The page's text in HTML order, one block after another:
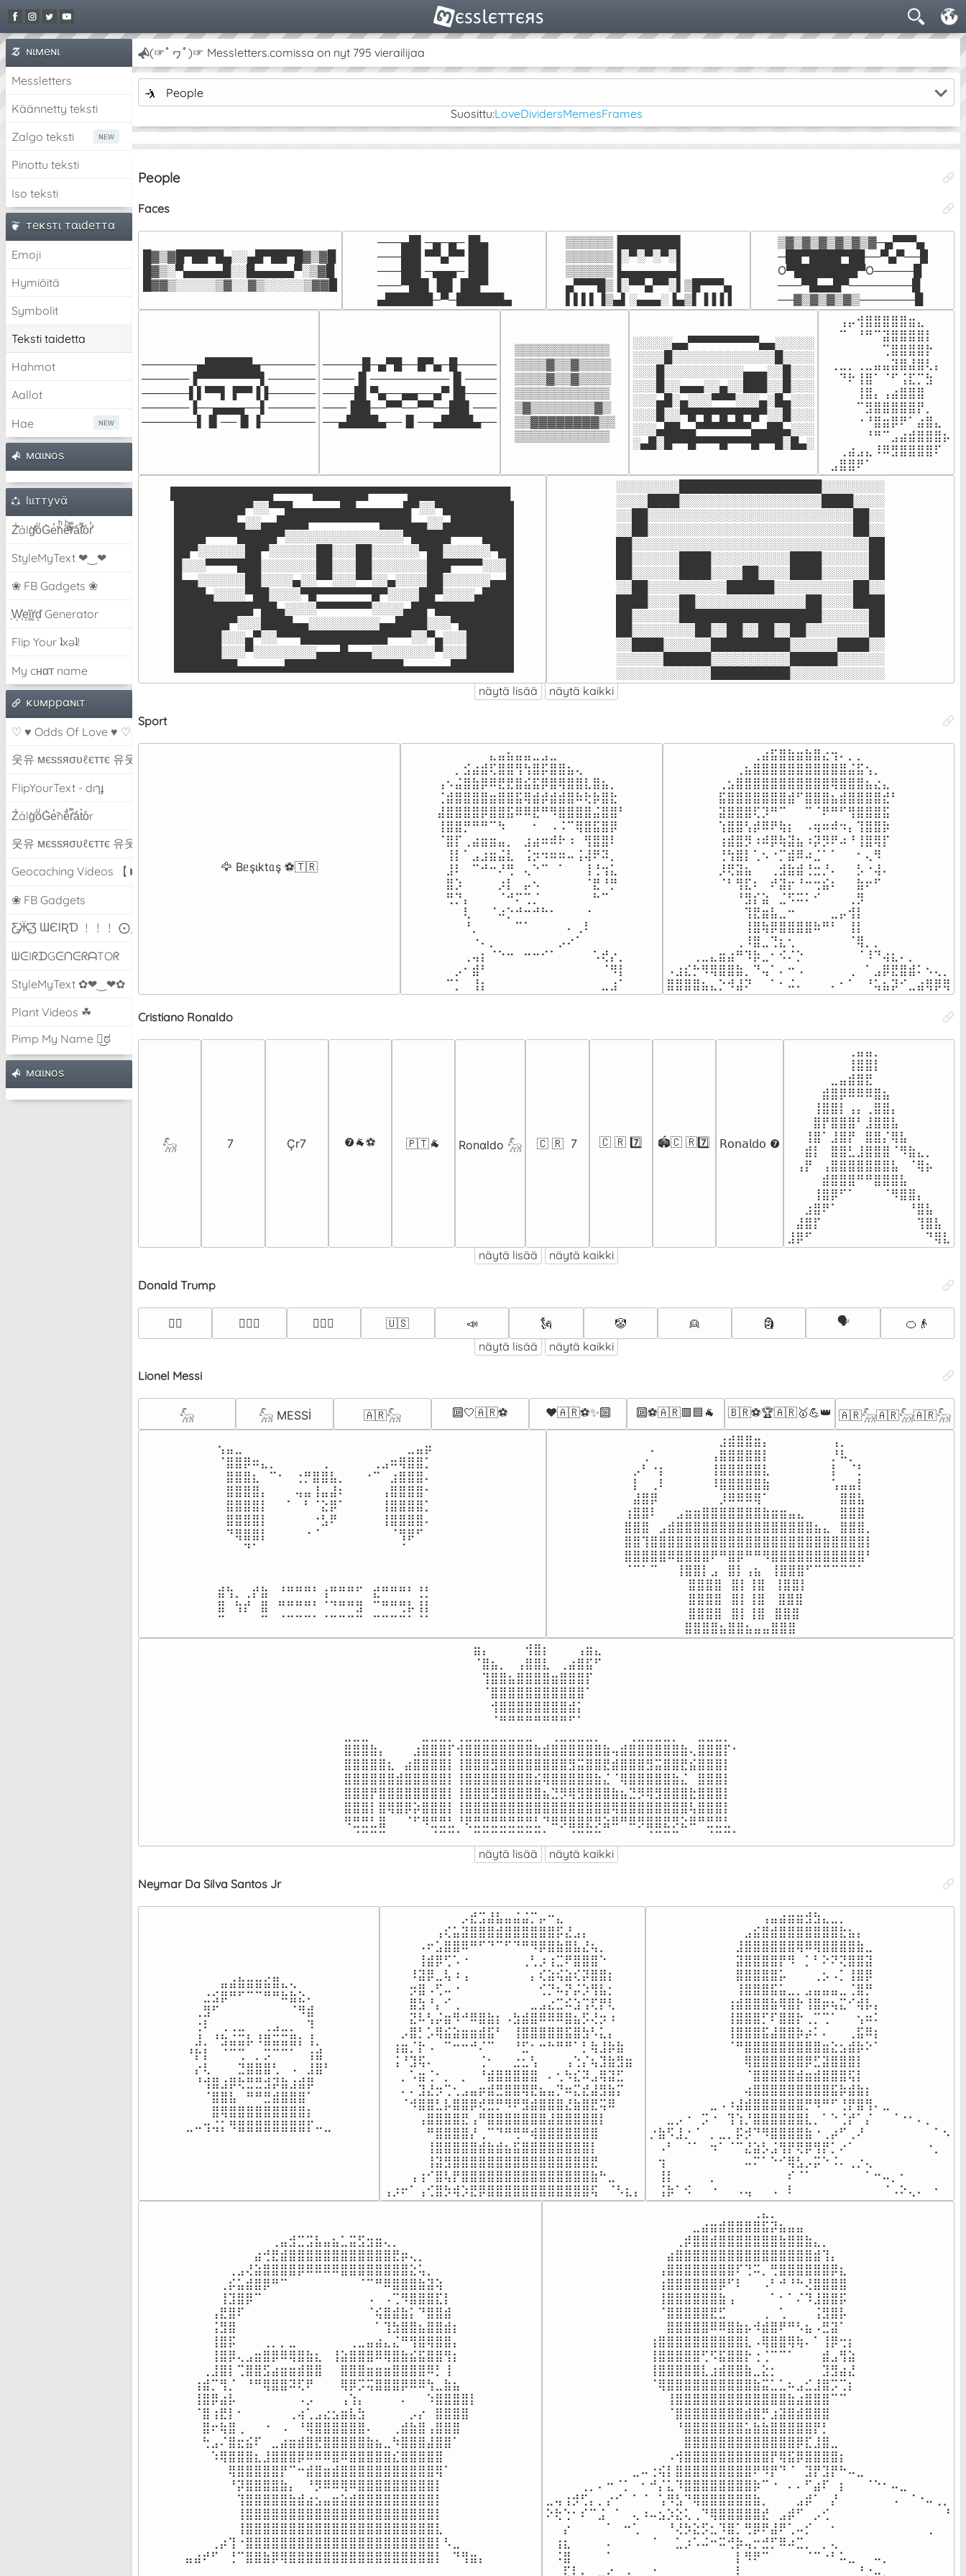
ɴιмeɴι
Messletters
Käännetty teksti
Zalgo teksti
Pinottu teksti
Iso teksti
тeĸѕтι тαιdeттα
Emoji
Hymiöitä
Symbolit
Teksti taidetta
Hahmot
Aallot
Hae
мαιɴoѕ
lιιттyvα̈
Z̾̽ảlg̀͐ͭ̽oͧG̀e̒̃nͪȅͪͫ̏̐r͌̑á͑t͌̑͛o̊r̓̐
StyleMyText ❤‿❤
❀ FB Gadgets ❀
͕͗W͕͕͗͗e͕͕͗͗i͕͕͗͗r͕͗d͕͗ Generator
Flip Your ʇxəʇ!
My cнαт name
ĸυмppαɴιт
♡ ♥ Odds Of Love ♥ ♡
웃유 мєѕѕяσυℓєттє 유웃
FlipYourText - dıๅɟ
Z̾ảlg̀͐oͧG̀e̒̃nȅ̐r͌̑á͑t͛o̊r
웃유 мєѕѕяσυℓєттє 유웃
Geocaching Videos 【►】
❀ FB Gadgets
Ƹ̵̡Ӝ̵̨̄Ʒ ƜЄƖƦƊ ﹗﹗﹗ ⨀_⨀
ᗯᕮIᖇᗪGᕮᑎᕮᖇᗩTOᖇ
StyleMyText ✿❤‿❤✿
Plant Videos ☘
Pimp My Name ಠ͜ಠ
мαιɴoѕ
(☞ﾟヮﾟ)☞ Messletters.comissa on nyt 795 vierailijaa
🤺
People
Suosittu:LoveDividersMemesFrames
People
Faces
█▓▒▓█▀██▀█▄░░▄█▀██▀█▓▒▓█
█▓▒░▀▄▄▄▄▄█░░█▄▄▄▄▄▀░▒▓█
█▓▓▒░░░░░▒▓░░▓▒░░░░░▒▓▓█
───▄█▌─▄─▄─▐█▄
───██▌▀▀▄▀▀▐██
───██▌─▄▄▄─▐██
───▀██▌▐█▌▐██▀
▄██████─▀─██████▄
▒▒▒▒▒▒▐███████▌
▒▒▒▒▒▒▐░▀░▀░▀░▌
▒▒▒▒▒▒▐▄▄▄▄▄▄▄▌
▄▀▀▀█▒▐░▀▀▄▀▀░▌▒█▀▀▀▄
▌▌▌▌▐▒▄▌░▄▄▄░▐▄▒▌▐▐▐▐
▒▓▒▓▒▓▒▓▒▓▒▓─▄▀▀▀▄
─██▀████▀██──▀▄▀──█
O▀████████▀O─────█
───▀█▄▄█▀────────█
──▓▒▓▒▓▒▓▒───────█
───────▄██████▄───────
──────▐▀▀▀▀▀▀▀▀▌──────
──────▌▌▀▀▌▐▀▀▐▐──────
──────▐──▄▄▄▄──▌──────
───────▌▐▌──▐▌▐───────
─────█─▄▀█──█▀▄─█─────
────▐▌──────────▐▌────
────█▌▀▄──▄▄──▄▀▐█────
───▐██──▀▀──▀▀──██▌───
──▄████▄──▐▌──▄████▄──
▒▒▒▒▒▒▒▒▒▒▒▒
▒▒▒▒▓▒▒▓▒▒▒▒
▒▒▒▒▓▒▒▓▒▒▒▒
▒▒▒▒▒▒▒▒▒▒▒▒
▒▓▒▒▒▒▒▒▒▒▓▒
▒▒▓▓▓▓▓▓▓▓▒▒
▒▒▒▒▒▒▒▒▒▒▒▒
░░░░░▄▄▀▀▀▀▀▀▀▀▀▄▄░░░░░
░░░░█░░░░░░░░░░░░░█░░░░
░░░█░░░░░░░░░░▄▄▄░░█░░░
░░░█░░▄▄▄░░▄░░███░░█░░░
░░░▄█░▄░░░▀▀▀░░░▄░█▄░░░
░░░█░░▀█▀█▀█▀█▀█▀░░█░░░
░░░▄██▄▄▀▀▀▀▀▀▀▄▄██▄░░░
░▄█░█▀▀█▀▀▀█▀▀▀█▀▀█░█▄░
⠀⠀⢠⡤⢺⣿⣿⣿⣿⣿⣶⣄
⠀⠀⠉⠀⠘⠛⠉⣽⣿⣿⣿⣿⡇
⠀⠀⠀⠀⠀⠀⠀⢉⣿⣿⣿⣿⡗
⠀⢀⣀⡀⢀⣀⣤⣤⣽⣿⣼⣿⢇⡄
⠀⠀⠙⠗⢸⣿⠁⠈⠋⢨⣏⡉⣳
⠀⠀⠀⠀⢸⣿⡄⢠⣴⣿⣿⣿
⠀⠀⠀⠀⠉⣻⣿⣿⣿⣿⣿⡟⡀
⠀⠀⠀⠀⠐⠘⣿⣶⡿⠟⠁⣴⣿⣄
⠀⠀⠀⠀⠀⠘⠛⠉⣠⣴⣾⣿⣿⣿⡦
⠀⠀⢀⣴⣠⣄⠸⠿⣻⣿⣿⣿⣿⠏
⠀⣠⣿⣿⠟⠁
█████████████▀▀▀▀▀███████▀▀▀▀▀█████████████
█████████▀░░▀▀█▄▄▄▄▄▄██▄▄▄▄▄▄█▀░░▀█████████
████████▄░░▄▄████▀▀▀▀▀▀▀▀▀████▄▄░░▄████████
████▀▀▀▀█████▀░░░░░░░░░░░░░░░▀█████▀▀▀▀████
██▀░░░░░░██▀░░░░░░██░░░██░░░░░░▀██░░░░░░▀██
█░░░▀▀▀▀███░░░░░░░██░░░██░░░░░░░███▀▀▀▀░░░█
█▄▄░░░░░░██░░░░▄░░▀▀░░░▀▀░░▄░░░░██░░░░░░▄▄█
████▄░░░░▀██░░░░▀█▀▀▀▀▀▀▀█▀░░░░██▀░░░░▄████
██████████▀██▄░░░░▀▀▀▀▀▀▀░░░░▄██▀██████████
███████▀░░░████▄▄░░░░░░░░░▄▄████░░░▀███████
██████░░░▄▀░░▀▀▀███████████▀▀▀░░▀▄░░░██████
██████░░░▀░░░░░░░░▄▄▄█▄▄▄░░░░░░░░▀░░░██████
████████▄▄▄▄▄▄███████████████▄▄▄▄▄▄████████
░░░░░░░░██████████████████░░░░░░░░
░░░░████░░░░░░░░░░░░░░░░░░████░░░░
░░██░░░░░░░░░░░░░░░░░░░░░░░░░░██░░
░░██░░░░░░░░░░░░░░░░░░░░░░░░░░██░░
██░░░░░░░░░░░░░░░░░░░░░░░░░░░░░░██
██░░░░░░████░░░░░░░░░░████░░░░░░██
██░░░░░░████░░░░██░░░░████░░░░░░██
░░██░░░░░░░░░░██████░░░░░░░░░░██░░
████░░░░██░░░░░░░░░░░░░░██░░░░████
██░░░░░░██████████████████░░░░░░██
██░░░░░░░░██░░██░░██░░██░░░░░░░░██
░░████░░░░░░██████████░░░░░░████░░
░░░░░░██████░░░░░░░░░░██████░░░░░░
░░░░░░░░░░░░██████████░░░░░░░░░░░░
näytä lisää
näytä kaikki
Sport
🦅 Bᥱşιktᥲş ⚽🇹🇷
⠀⠀⠀⠀⠀⠀⣄⣤⣦⣤⣤⣀⣠⣀⠀⠀⠀⠀⠀⠀⠀⠀
⠀⠀⡀⣪⣴⣾⢏⣿⣿⢻⢳⣿⡯⣿⣿⣦⢄⠀⠀⠀⠀⠀
⢠⠢⣬⣿⣷⡿⠿⣟⣟⣿⣮⣯⡿⣿⢿⣿⣿⣇⣿⣦⡀⠀
⢈⣾⣿⣿⣿⣿⣶⣿⣿⣯⢿⣾⡾⣾⣾⣿⠷⢗⡷⣿⣗⠀
⣼⣿⣿⣿⣿⡿⣿⣿⣯⠿⠿⣟⠛⠻⣿⣿⣿⣿⣬⣿⣿⠃
⢸⣿⣿⡛⠛⠛⠉⠳⠀⠀⠀⠂⠀⠠⠨⠉⢿⣿⣯⣿⡿⠀
⠈⣿⡏⢀⣴⣶⣶⣤⡀⠀⣰⣴⠶⠾⠗⠰⠀⢻⣿⣿⠇⠀
⠀⢸⡇⠁⣠⣰⣶⣬⣇⠀⢨⡲⠲⠶⠶⠤⢨⢼⠟⠽⡀⠀
⠀⣸⠇⠀⠉⠚⠒⠜⢛⠀⢄⠑⠉⠀⠁⠀⠀⢸⢘⢲⣅⠀
⠀⣿⡱⠀⠀⠀⠀⡰⡇⠀⡤⠢⠀⠀⠀⠀⠀⠈⣟⠘⡛⠀
⠀⢛⡙⡄⠀⠀⠀⠈⠚⠍⢉⡈⠀⠀⠀⠀⠀⠀⠓⠉⠀⠀
⠀⠀⠀⢇⠀⠀⠈⠴⡑⠚⠒⠚⠓⠂⠀⠀⠀⠐⠀⠀⠀⠀
⠀⠀⠀⠘⡀⠀⠀⠀⠀⠉⠁⠀⠀⠀⠀⠄⢀⠇⠀⠀⠀⠀
⠀⠀⠀⠀⠐⠄⡀⠀⠀⠀⠀⠀⠀⠀⡠⠔⠁⠀⠀⠀⠀⠀
⠀⠀⠀⢀⢤⡆⠈⠑⠒⠀⠒⠒⠊⠁⠀⠀⠀⠀⠡⢞⡔⡀
⠀⠀⡠⠂⣾⠃⠀⠀⠀⠀⠀⠀⠀⠀⠀⠀⠀⠀⠀⠈⠻⡇
⠀⠉⡁⠀⢸⡆⠀⠀⠀⠀⠀⠀⠀⠀⠀⠀⠀⠀⠀⣀⣰⠁
⠀⠀⠀⠀⠀⠀⠀⠀⠀⠀⢀⣴⣯⣿⣷⣶⣷⣿⣔⢲⠄⡀⡀⠀⠀⠀⠀⠀⠀⠀⠀⠀⠀
⠀⠀⠀⠀⠀⠀⠀⠀⢀⣦⣿⣿⣿⣿⣿⣿⣿⣿⣿⣿⣿⣬⣯⢢⡀⠀⠀⠀⠀⠀⠀⠀⠀
⠀⠀⠀⠀⠀⠀⢀⣢⣿⣿⣿⣿⣿⣿⣿⣿⣿⣿⣿⢿⣿⣿⣿⣦⣔⣄⠀⠀⠀⠀⠀⠀⠀
⠀⠀⠀⠀⠀⠀⣯⣿⣿⣿⣿⣿⣿⣿⣾⠋⣿⣿⣿⣦⣾⣿⣿⣿⣿⣞⠃⠀⠀⠀⠀⠀⠀
⠀⠀⠀⠀⠀⠀⣽⣿⣿⣿⢏⡹⠛⠉⠀⠀⠉⠈⠟⠛⠋⢻⣿⣿⣿⣯⠀⠀⠀⠀⠀⠀⠀
⠀⠀⠀⠀⠀⠀⢱⣿⣿⢣⡾⠿⠟⢷⡆⠀⠠⢶⠶⠾⠲⡄⢹⣿⣿⡷⠀⠀⠀⠀⠀⠀⠀
⠀⠀⠀⠀⠀⠀⢰⣾⣿⡻⠰⠾⡿⢷⣽⣦⠰⡽⡻⠟⠴⠘⢸⣿⢿⡏⠀⠀⠀⠀⠀⠀⠀
⠀⠀⠀⠀⠀⠀⢘⢳⣿⡇⢁⠢⠐⡉⣾⠿⠴⣈⠁⠁⠀⠀⠂⢄⠻⠀⠀⠀⠀⠀⠀⠀⠀
⠀⠀⠀⠀⠀⠀⡸⢟⣽⣦⠀⠀⢀⣺⣷⣾⢘⣒⡘⠄⠀⠀⡣⠐⢼⠄⠀⠀⠀⠀⠀⠀⠀
⠀⠀⠀⠀⠀⠀⠈⠃⢻⣏⠆⠀⠞⣽⡖⠘⠒⢒⣮⠆⠀⠀⣷⠖⠋⠀⠀⠀⠀⠀⠀⠀⠀
⠀⠀⠀⠀⠀⠀⠀⠀⠘⣻⡎⣵⠀⣈⠫⠭⠅⠊⠀⠀⠀⢀⡻⠀⠀⠀⠀⠀⠀⠀⠀⠀⠀
⠀⠀⠀⠀⠀⠀⠀⠀⠀⢹⣟⣶⣧⣀⠒⠀⠀⠀⠀⣀⡤⢺⡇⠀⠀⠀⠀⠀⠀⠀⠀⠀⠀
⠀⠀⠀⠀⠀⠀⠀⠀⠀⢸⣿⢷⡿⣿⣿⣿⣿⠷⠛⠃⠀⢸⡇⠀⠀⠀⠀⠀⠀⠀⠀⠀⠀
⠀⠀⠀⠀⠀⠀⠀⠀⢀⠸⣿⣀⢙⣆⢂⠀⠀⠀⠀⠀⠀⠈⢿⡀⡀⠀⠀⠀⠀⠀⠀⠀⠀
⠀⠀⠀⢀⣀⣄⣶⣴⠛⠹⡷⣀⠂⠪⠌⡑⠀⠀⠀⠀⠀⠀⠈⠸⠙⢴⣆⠄⡀⠀⠀⠀⠀
⠠⣰⣎⡓⠻⢿⣿⣿⣷⡀⠙⢤⠁⠄⠒⠠⠀⠀⠀⠀⠀⢀⠀⠁⣠⡿⣟⣿⣾⠅⠢⢄⡀
⣿⣿⣿⣿⣦⣄⡑⠺⣼⠝⠀⠀⠁⠂⠬⠄⠀⠀⠀⠄⠂⠁⠀⠘⢥⣦⡽⠊⣀⣴⢿⡿⢿
Cristiano Ronaldo
𓃵 7️ Çr7 ❼🐐⚽ 🇵🇹🐐 Ronαldo 𓃵 🇨 🇷  7️ 🇨 🇷 7️⃣ 🏟️🇨 🇷7️⃣ 𝖱𝗈𝗇𝖺𝗅𝖽𝗈 ❼
⠀⠀⠀⠀⠀⠀⠀⢀⣤⣤⡀
⠀⠀⠀⠀⠀⠀⠀⢸⣿⣿⡇
⠀⠀⠀⠀⠀⣀⣤⣾⣿⣟
⠀⠀⠀⠀⣾⣿⡿⠿⠿⠿⣿⣦
⠀⠀⠀⢸⣿⣿⡇⢠⡄⢀⣿⣿⡄
⠀⠀⠀⣿⡟⣿⣿⣿⠃⣸⣿⣿⣧
⠀⠀⢸⣿⠁⣸⣿⡟⠀⣿⣿⡌⢿⣧
⠀⠀⣾⡇⠀⣿⣿⣃⣸⣿⣿⣿⠈⠻⣷⣄⡀
⠀⢠⡟⠀⢠⣿⣿⣿⣿⣿⣿⣿⣧⠀⠈⢿⡦
⠀⠀⠀⠀⣾⣿⣿⣿⠛⠛⣿⣿⣿⣧
⠀⠀⠀⢸⣿⡿⠋⠁⠀⠀⠀⠈⠻⣿⣿⡄
⠀⠀⣰⣿⠟⠁⠀⠀⠀⠀⠀⠀⠀⠀⠘⣿⣧
⠀⣼⣿⡏⠀⠀⠀⠀⠀⠀⠀⠀⠀⠀⠀⢹⣿⣧
⣸⡿⠋⠀⠀⠀⠀⠀⠀⠀⠀⠀⠀⠀⠀⠀⠙⢿⣇
näytä lisää
näytä kaikki
Donald Trump
👱‍♂️ 👨🏼‍⚖️ 👱🏼‍♂️ 🇺🇸 📣 🗽 🤡 👱 🗿 🗣
🍊👴
näytä lisää
näytä kaikki
Lionel Messi
𓃵 𓃵 MESSİ 🇦🇷𓃵 🔟🤍🇦🇷⚽️ ❤️🇦🇷⚽️✨🔟 🔟⚽️🇦🇷🟥🟦🐐 🇧🇷⚽🏆🇦🇷🥇💪👑 🇦🇷𓃵🇦🇷𓃵🇦🇷𓃵
⠀⠀⢢⣤⣀⠀⠀⠀⠀⠀⠀⠀⠀⠀⠀⠀⠀⠀⠀⠀⠀⠀⠀⠀⣀⣤⡶⠀⠀⠀⠀⠀
⠀⠀⠈⣿⣿⡿⠶⣄⡀⠀⠀⠀⠀⠀⢀⠀⠀⠀⠀⠀⢀⣠⠶⢿⣿⣿⡁⠀⠀⠀
⠀⠀⠀⣿⣿⣿⣆⠀⠉⠂⠀⢐⡛⣿⣿⣧⡀⠀⠀⠐⠉⠀⣰⣿⣿⣿⠄⠀⠀
⠀⠀⠀⣿⣿⣿⣿⡄⠀⠀⠀⢤⣤⢸⣤⣼⠆⠀⠀⠀⠀⢠⣿⣿⣿⣿⠂⠀⠀
⠀⠀⠀⣿⣿⣿⣿⡇⠀⠀⠁⠀⠃⠈⣕⡿⠁⠀⠀⠀⠀⢸⣿⣿⣿⣿⡁⠀⠀
⠀⠀⠀⣿⣿⣿⣿⡇⠀⠀⠀⠀⠀⠐⣣⠟⠀⠀⠀⠀⠀⢸⣿⣿⣿⣿⠄⠀⠀⠀
⠀⠀⠀⠙⢿⣿⣿⡇⠀⠀⠀⠀⠐⠈⠀⠀⠀⠀⠀⠀⠀⠀⠈⢻⡿⠋⠀⠀⠀⠀
⠀⠀⠀⠀⠀⠙⠁⠀⠀⠀⠀⠀⠀⠀⠀⠀⠀⠀⠀⠀⠀⠀⠀⠈⠀⠀⠀⠀⠀⠀⠀⠀⠀
⠀⠀⣾⢳⡀⢀⡞⣷⠀⠘⠛⠛⠛⠃⢰⠛⠛⠛⠋⠀⣞⠛⠛⠛⠃⢘⡃⠀
⠀⠀⣿⠀⢳⡞⠀⣿⠀⠛⠛⠛⠛⠃⠈⠙⠛⠛⣻⠀⠉⠛⠛⢛⡧⢸⡇⠀⠀
⠀⠀⠉⠀⠀⠀⠀⠉⠀⠈⠉⠉⠉⠁⠈⠉⠉⠉⠉⠀⠉⠉⠉⠉⠁⠈⠁⠀⠀
⠀⠀⠀⠀⠀⠀⠀⠀⠀⠀⠀⣰⣾⣿⣿⣶⡄⠀⠀⠀⠀⠀⠀⠀⢠⡀⠀⠀⠀
⠀⠀⢀⠁⠀⠀⠀⠀⠀⠀⢠⣿⣿⣿⣿⣿⡇⠀⠀⠀⠀⠀⠀⠀⡘⠧⡀⠀⠀
⠀⡠⠃⠐⡆⠀⠀⠀⠀⠀⢸⣿⣿⣿⣿⣿⣇⠀⠀⠀⠀⠀⠀⠀⡇⠀⠈⡃⠀
⠀⡇⠀⢀⠇⠀⠀⠀⠀⠀⠸⣿⣿⣿⣿⣿⣷⠀⠀⠀⠀⠀⠀⠀⢡⣤⣤⡇⠀
⠀⣼⣿⡿⠀⠀⠀⠀⠀⠀⠀⡸⠿⠿⠿⢿⠁⠀⠀⠀⠀⠀⠀⠀⠀⣿⣿⣧⠀
⢰⣿⣿⠇⠀⠀⣠⣶⣶⣿⣿⣿⣿⣿⣿⣿⣷⣶⣶⣤⣄⠀⠀⠀⠀⣿⣿⣿⠀
⣿⣿⣿⠀⣠⣾⣿⣿⣿⣿⣿⣿⣿⣿⣿⣿⣿⣿⣿⣿⣿⣿⣦⣄⠀⣿⣿⣿⡀
⣿⣿⢹⣿⣿⣿⣿⣿⣿⣿⣿⣿⣿⣿⣿⣿⣿⣿⣿⣿⣿⣿⣿⣿⣿⣿⣿⣿⡇
⣿⣿⣿⣿⣿⠿⣿⣿⣿⣿⠟⠛⣿⡿⠛⠛⠻⣿⣿⣿⣿⣿⣿⣿⣿⣿⣿⣿⠃
⠈⠉⠁⠉⠀⠀⢸⣿⣿⡇⣠⠀⣿⡇⢠⣦⠀⢸⣿⣿⣿⠋⠉⠉⠉⠉⠉⠁⠀
⠀⠀⠀⠀⠀ ⠀⠀⣿⣿⣿⣿⠀⣿⡇⢸⣿⠀⢸⣿⣿⡇⠀⠀⠀⠀⠀⠀⠀⠀
⠀⠀⠀⠀⠀⠀⠀ ⣿⣿⣿⣿⠀⣿⡇⢸⣿⠀ ⣿⣿⣿⠀⠀⠀⠀⠀⠀⠀⠀
⠀⠀⠀⠀⠀⠀⠀ ⣿⣿⣿⣿⠀⣿⡇⢸⣿⠀⣿⣿⣿⠀⠀⠀⠀⠀⠀⠀⠀⠀
⠀⠀⠀⠀⠀⠀⠀⣿⣿⣿⣿⣦⣿⣿⣦⣤⣤⣿⣿⣿⠀⠀⠀⠀⠀⠀⠀⠀⠀
⠀⠀⠀⠀⠀⠀⠀⠀⠀⠀⠀⠀⠀⠀⠀⣶⡄⠀⠀⠀⠀⢺⣿⡆⠀⠀⠀⢠⣶⣄⠀
⠀⠀⠀⠀⠀⠀⠀⠀⠀⠀⠀⠀⠀⠀⠀⠈⣿⣦⡀⠀⢠⣿⣿⣇⠀⢀⣴⣿⣯⠋
⠀⠀⠀⠀⠀⠀⠀⠀⠀⠀⠀⠀⠀⠀⠀⠀⢹⣿⣿⣦⣿⣿⣿⣿⣶⣿⣿⣿⡏
⠀⠀⠀⠀⠀⠀⠀⠀⠀⠀⠀⠀⠀⠀⠀⠀⠈⣿⣿⣿⣿⣿⣿⣿⣿⣿⣿⣿⠁
⠀⠀⠀⠀⠀⠀⠀⠀⠀⠀⠀⠀⠀⠀⠀⠀⠀⢺⣿⣿⣿⣿⣿⣿⣿⣿⣾⡅
⠀⠀⠀⠀⠀⠀⠀⠀⠀⠀⠀⠀⠀⠀⠀⠀⠀⠈⠛⠛⠛⠛⠛⠛⠛⠛⠋⠁
⣿⣿⣿⣷⡄⠀⠀⠀⣰⣿⣿⣿⡏⢺⣿⣿⣿⣿⣿⣿⣿⣿⣷⣾⣿⣿⣿⣿⣿⣿⣷⢤⣾⣿⣿⣿⣿⣿⣿⣷⢄⣿⣿⣿⡏⠂
⣿⣿⣿⣿⣿⣆⠀⣴⣿⣿⣿⣿⡇⢸⣿⣿⣿⣻⣿⣿⣿⣿⣿⣿⣿⣿⣻⣭⣿⣿⣟⣾⣿⣿⣿⣻⣭⣿⣿⣟⣮⣿⣿⣿⡇
⣿⣿⣿⣿⣿⣿⣾⣿⣿⣿⣿⣿⡇⢸⣿⣿⣿⣿⣿⣿⣿⣿⣮⢿⣿⣿⣿⣿⣿⣷⣌⠈⢿⣿⣿⣿⣿⣿⣷⣌⠀⣿⣿⣿⡇
⣿⣿⣿⡟⣿⣿⣿⣿⣿⣿⣿⣿⡇⢸⣿⣿⣿⣻⣿⣿⣿⣿⣿⣦⣙⡻⢿⣻⣿⣿⣿⣷⣦⣙⡻⢿⣻⣿⣿⣿⣗⣿⣿⣿⡇
⣿⣿⣿⡇⣿⢿⣿⡿⡵⣿⣿⣿⡇⢸⣿⣿⣿⣿⣿⣿⣿⣿⣿⣿⣿⣿⣿⣿⣿⣿⣿⢿⣿⣿⣿⣿⣿⣿⣿⣿⢧⣿⣿⣿⡇
⠻⣛⣛⣃⣿⠀⠀⠈⠋⠻⣛⣛⣃⠘⢟⣛⣛⣛⣛⣛⣛⣛⣃⠙⠿⡻⣿⣿⣟⡻⣵⠿⠛⠿⡻⣿⣿⣟⡻⣕⠿⠛⣛⣛⣃
⠀⠈⠉⠉⠉⠀⠀⠀⠀⠀⠈⠉⠉⠁⠀⠉⠉⠉⠉⠉⠉⠉⠉⠁⠀⠀⠈⠉⠉⠉⠀⠀⠀⠀⠀⠈⠉⠉⠉⠀⠀⠀⠈⠉⠉⠁
näytä lisää
näytä kaikki
Neymar Da Silva Santos Jr
⠀⠀⠀⠀⣤⣴⣷⣶⣶⣮⣿⣄⢄⠀⠀⠀⠀
⠀⠀⣐⣪⡿⠛⠋⠉⠉⠛⠛⠷⣷⣕⠄⠀⠀
⠀⢀⣻⠋⠀⠀⠀⠀⠀⠀⠀⠀⠈⠻⣾⠀⠀
⠀⢐⠇⠀⢀⢀⣀⠀⠀⢀⣠⣀⡀⠀⠹⠀⠀
⠀⣸⡀⠘⣳⣬⣭⡧⠸⣿⣭⣭⣿⡆⢸⡀⠀
⠘⡗⡇⠀⠈⠉⢉⠀⡀⡩⠉⠉⠁⠀⢰⣾
⠀⡔⢇⠀⠀⠀⣙⣿⣿⣿⢃⠀⠠⠀⣸⣿⠃
⠀⠘⢺⣿⣰⡿⢗⣛⣛⣺⡽⣷⣰⣾⡿⠀
⠀⠀⠈⣿⣿⣧⠀⠛⠛⣛⣾⣿⣿⣿⠁⠀⠀
⠀⠀⠀⣿⢿⣿⣿⣿⣿⣿⣿⣿⣿⣿⡆⠀⠀
⣀⠤⢲⢬⡅⠻⣿⣿⣿⣿⣿⣿⣿⣿⡏⠤⣀
⠀⠀⠀⠀⠀⠀⠀⠀⠀⡠⣞⣩⣼⣧⣤⣬⣬⡉⡤⠒⣄⠀⠀⠀⠀⠀⠀⠀⠀⠀
⠀⠀⠀⠀⠀⠀⢠⢎⣥⣽⣿⣿⣿⣾⣿⣿⣿⣿⣿⣿⡯⣜⣠⡄⠀⠀⠀⠀⠀⠀
⠀⠀⠀⠀⠠⠖⣡⣿⣿⠿⠛⠋⠙⠉⠋⠙⠛⠻⡿⣿⣷⣿⣧⣜⢦⡀⠀⠀⠀⠀
⠀⠀⠀⠀⢸⣾⡿⢋⠡⠐⠀⠀⠀⠀⠀⠀⢀⢃⡰⢰⣉⠟⣿⣿⣿⠑⠀⠀⠀⠀
⠀⠀⠀⠸⣽⡿⣀⢧⠰⢠⠀⠀⠀⠀⠀⠀⠀⡄⢎⣵⢮⣵⢎⡽⣿⣿⡆⠀⠀⠀
⠀⠀⠀⡲⣿⠠⢋⠤⠐⠀⠀⠀⠀⠀⠀⠀⠀⠀⢊⡙⠦⡝⡬⡱⢻⣧⡂⠀⠀⠀
⠀⠀⠀⣿⣳⠘⡄⠊⢀⠀⠀⠀⠀⠀⠀⠀⠀⣀⣠⣔⣉⠮⣱⢩⢏⡟⢇⠀⠀⠀
⠀⠀⠀⣝⠧⢣⡬⣶⠻⠚⠿⣿⣷⡆⠠⣳⣾⣿⠿⠿⠿⣿⣦⡫⢜⡲⠰⠀⠀⠀
⠀⠀⡠⣿⡃⡡⢿⣮⣵⣶⣶⣾⣯⠃⠀⢸⣿⣿⣿⣿⣿⣯⣿⣳⠣⣅⡄⠀⠀⠀
⠀⢰⣶⡈⡗⠠⠀⠉⠒⠒⠚⠌⠉⠀⠀⠘⣋⠂⠒⠓⠛⠛⠁⡃⢷⣸⡷⣷⠀
⠀⢨⠘⣹⢯⠄⠀⠀⠀⠀⠀⢈⠂⠀⠀⣐⣂⢣⠀⠀⠀⢠⢑⡌⢦⣹⣷⣻⣶⠀
⠀⠀⡀⠡⣶⢈⠂⡀⠀⡀⠀⠘⣾⣿⣿⣿⣿⣿⠀⠄⢂⠳⣎⠽⣠⢿⣽⣋⠀
⠀⠀⠄⠄⣹⣜⡲⢉⢂⣠⣤⡶⣾⣛⣿⣿⢿⣟⣦⣤⡙⠶⣍⣞⣼⣻⣷⡍⠀
⠀⠀⠈⠺⣿⣿⣃⡧⣿⣿⡿⢞⣛⡛⠻⠟⣻⣾⣿⣿⣿⣜⣷⣿⣟⢭⠿⠀⠀
⠀⠀⠀⠀⢠⣿⣿⣿⣿⣟⢠⠛⣿⣿⣿⣿⣿⣿⣿⣼⣿⣿⣿⣿⣿⡇⠀⠀⠀⠀
⠀⠀⠀⠀⠀⠛⣿⣿⣿⣿⡜⢀⠉⠙⠛⢛⠛⢾⣿⣿⣿⣿⣿⣿⣿⠀⠀⠀⠀⠀
⠀⠀⠀⠀⠀⢸⣿⣿⣿⣿⣿⣾⣷⣾⣦⣯⣿⣿⣿⣿⣿⣿⣿⣿⡇⠀⠀⠀⠀⠀
⠀⠀⠀⠀⠀⢸⣽⣻⣿⣿⣿⣿⣿⣿⣿⣿⣿⣿⣿⣿⣿⣿⣿⣿⣟⠀⠀⠀⠀⠀
⠀⠀⠀⢠⢰⠊⣿⢧⡟⣿⣿⣿⣿⣿⣿⣿⣿⣿⣿⣿⣿⣿⣿⣿⣷⠓⣀⠀⠀⠀
⢠⡰⠖⠁⢠⢊⣿⡳⢾⡱⣟⡿⣿⣿⣿⣿⣿⣿⣿⣿⣿⣿⣿⣿⢯⠀⠈⠣⣆⡄
⠀⠀⠀⠀⠀⠀⠀⠀⠀⠀⠀⠀⠀⢠⣤⣴⣶⣶⣺⣳⣄⣀⡀⠀⠀⠀⠀⠀⠀⠀⠀⠀⠀⠀⠀
⠀⠀⠀⠀⠀⠀⠀⠀⠀⠀⠀⣠⣮⣿⣾⣿⣿⣿⣿⣿⣿⣿⣗⣦⡄⠀⠀⠀⠀⠀⠀⠀⠀⠀⠀
⠀⠀⠀⠀⠀⠀⠀⠀⠀⠀⣸⣿⣿⣿⣿⣿⣿⢿⠿⢿⣿⣿⣿⣿⣷⣀⠀⠀⠀⠀⠀⠀⠀⠀⠀
⠀⠀⠀⠀⠀⠀⠀⠀⠀⠀⣽⣿⣿⣿⣿⡟⠻⠀⡁⠃⠕⠝⢝⣿⣿⣽⠀⠀⠀⠀⠀⠀⠀⠀⠀
⠀⠀⠀⠀⠀⠀⠀⠀⠀⠀⣿⣿⣿⣿⣿⡥⠀⠀⠀⢀⡢⠠⡁⢸⣿⡿⠀⠀⠀⠀⠀⠀⠀⠀⠀
⠀⠀⠀⠀⠀⠀⠀⠀⠀⠀⢸⣿⣿⣿⣯⣥⣀⡀⣠⣤⣤⣤⣀⢈⣿⡛⠀⠀⠀⠀⠀⠀⠀⠀⠀
⠀⠀⠀⠀⠀⠀⠀⠀⠀⢰⣾⣿⣿⣿⣷⢿⣿⡗⢸⣿⡶⢦⣍⠊⢾⡧⡄⠀⠀⠀⠀⠀⠀⠀⠀
⠀⠀⠀⠀⠀⠀⠀⠀⠀⢸⣿⣿⣿⡋⠏⣿⣿⡗⢀⡉⢉⠁⠀⠀⢢⠶⠅⠀⠀⠀⠀⠀⠀⠀⠀
⠀⠀⠀⠀⠀⠀⠀⠀⠀⢸⣿⣿⣿⣯⣼⣿⣿⡷⡴⠅⠄⠀⠀⢀⣯⠿⡆⠀⠀⠀⠀⠀⠀⠀⠀
⠀⠀⠀⠀⠀⠀⠀⠀⠀⠈⠛⣿⣿⣿⣿⣿⣿⣿⣿⣿⣶⣕⣢⣾⡷⠕⠁⠀⠀⠀⠀⠀⠀⠀⠀
⠀⠀⠀⠀⠀⠀⠀⠀⠀⠀⠀⢿⣿⣿⣿⣿⣿⣿⡿⣋⣽⣿⣿⣿⡇⠀⠀⠀⠀⠀⠀⠀⠀⠀⠀
⠀⠀⠀⠀⠀⠀⠀⠀⠀⠀⠀⠈⣿⣿⣿⣿⣿⣾⣶⣾⣿⣿⣿⢯⡇⠀⠀⠀⠀⠀⠀⠀⠀⠀⠀
⠀⠀⠀⠀⠀⠀⠀⠀⠀⠀⠀⢴⣿⣿⣿⣿⣿⣿⣿⣿⣿⣯⡷⣾⣷⡆⠀⠀⠀⠀⠀⠀⠀⠀⠀
⠀⠀⠀⠀⠀⠀⠀⣀⠠⠰⣼⣾⣿⣿⣿⣿⣿⣿⡛⠻⠛⠋⢘⡟⣿⢻⠄⣀⠀⠀⠀⠀⠀⠀⠀
⠀⠀⣀⡠⠐⠀⡩⠐⠀⢹⢱⡘⣿⣿⣿⣿⣿⣿⣇⡀⠁⠑⢈⡞⠁⡌⠀⠀⠈⠐⠂⠄⡀⠀⠀
⡐⣷⠫⣸⡐⠈⠀⡀⣀⡀⡯⡺⠙⠻⣿⣿⣿⣿⣷⠐⢀⡴⠋⢀⠜⠀⠀⠀⠀⠀⠀⠀⠀⠁⠢
⠀⠠⠃⠀⠈⠁⠀⠲⠁⠈⠉⣜⣵⡣⣨⢻⡟⢟⡿⢻⡟⡁⠔⠁⠀⠀⠀⠀⠀⠀⠀⠀⠐⡀⠀
⠀⢲⠀⠀⠀⠀⠀⠀⠀⠀⠀⠤⠍⠁⠑⠊⢿⣣⡠⡭⠑⠨⠄⢀⡐⢄⠀⠀⠀⠀⠀⠀⠀⠀⠀
⠀⢸⡇⠀⠀⠀⠀⡀⠀⠀⠀⠀⠀⠀⠀⠀⠎⠈⠁⠀⠀⠀⠀⠀⠀⠁⠒⠤⡀⠂⠀⠀⠀⠀⠀
⠀⢨⡷⠁⠪⠀⠀⠐⠀⠀⠠⢤⠀⠀⠠⠀⠇⠀⠀⠀⠀⠀⠀⠀⠀⠀⠀⠈⠠⠕⢄⠄⠀⠂⠀
⠀⠀⠀⠀⠀⠀⠀⠀⠀⠀⢀⣤⣺⣉⣩⣧⣤⣦⣁⣭⣫⣲⣶⢄⡀⠀⠀⠀⠀⠀⠀⠀⠀⠀⠀
⠀⠀⠀⠀⠀⠀⠀⠀⣴⢚⣟⣾⣿⣿⣿⣿⣿⣿⣿⣿⣿⣿⣿⣿⣟⡶⢄⡀⠀⠀⠀⠀⠀⠀⠀
⠀⠀⠀⠀⠀⢀⣠⢜⣵⣿⣿⣿⣿⡿⠿⠿⠿⠿⣿⣿⣿⣿⣿⣿⣿⣿⣕⢥⡀⠀⠀⠀⠀⠀⠀
⠀⠀⠀⠀⢀⡮⣥⣾⣿⡿⠛⠉⠀⠀⠀⠀⠀⠀⠀⠀⠈⠉⠛⠿⣿⣿⣿⣷⣽⢵⠀⠀⠀⠀⠀
⠀⠀⠀⠀⢸⣹⣿⡿⠉⠀⠀⠀⠀⠀⠀⠀⠀⠀⠀⠀⠀⠠⠀⠠⢉⠻⣿⣿⣿⣏⡇⠀⠀⠀⠀
⠀⠀⠀⢠⣟⣿⠏⠀⠀⠀⠀⠀⠀⠀⠀⠀⠀⠀⠀⠀⠀⠈⢮⣿⣾⣷⡅⠙⣿⣿⣾⠀⠀⠀⠀
⠀⠀⠀⢨⣻⣿⠀⠀⠀⠀⠀⠀⠀⠀⠀⠀⠀⠀⠀⠀⠀⠀⠁⢹⣳⣿⣿⣦⣿⣿⣾⡆⠀⠀⠀⠀
⠀⠀⠀⢸⣿⡯⠀⠀⠀⢀⡀⡀⣀⠀⠀⠀⠀⠀⠀⢀⣀⣤⣴⣄⣌⠛⢻⣿⢿⣿⣿⡄⠀⠀⠀
⠀⠀⠀⢸⣿⡿⢄⣠⣶⣿⡿⠿⢿⣿⣷⣆⠀⢸⣵⣿⣿⣿⠿⢿⣿⣷⣮⣯⣿⣿⢻⡆⠀⠀⠀
⠀⠀⢀⣸⣿⡇⢉⣿⣿⣫⣴⣶⣶⣾⣿⣿⠀⠀⣿⣿⣿⣶⣶⣶⣿⣿⣿⣿⠿⡃⢸⠀⠀⠀⠀
⠀⢰⣾⡉⢻⡈⠀⠘⠛⢿⣿⣿⠽⢏⠟⠀⠀⠀⢿⡿⡩⢭⣿⣿⣿⡿⠿⠿⢳⣀⣷⣦⠀
⠀⢸⣿⡿⣴⡧⠀⠀⠀⠀⠀⠀⠀⠠⡠⠀⠀⠀⢠⢱⡄⠀⠀⠀⠀⠄⠀⠀⠱⣿⣿⣿⣿⡇⠀
⠀⠈⣿⢰⣟⡇⠂⠀⠀⠀⠀⠀⢀⢴⢁⣠⣔⣢⣶⣧⣳⠀⠀⠀⠀⠀⡠⡔⠀⣿⣿⣿⣿⠀
⠀⠀⣿⠖⢷⣿⢀⠀⠀⠐⠀⠠⠀⠘⢿⣿⣿⣿⣿⣿⣿⠄⠀⠀⢀⣾⣷⣿⢠⣿⣿⣿⠀
⠀⠀⢓⣠⠌⣿⣖⣮⠏⠀⣀⣴⣶⣾⣿⣟⣿⣿⣿⣿⣿⣷⣦⣀⠳⣿⣿⣿⣼⣿⣿⠁⠀
⠀⠀⠀⠱⢿⣿⣿⣿⣆⣸⣿⣿⣿⡿⠿⠿⠿⣿⠿⣿⣿⣿⣿⣿⣎⣿⣿⣿⣿⣿⠀⠀
⠀⠀⠀⠀⠀⢿⣿⣿⣿⣿⣿⡟⠉⠒⣾⣿⣶⣾⣿⣿⣿⣿⣿⣿⣿⣿⣿⣿⣿⢿⠁⠀⠀⠀⠀
⠀⠀⠀⠀⠀⠘⡽⣿⣿⣿⣿⣷⡄⠀⠘⡻⠿⠿⢿⠿⣿⣿⣿⣿⣿⣿⣿⣿⣿⡇⠀⠀⠀⠀⠀
⠀⠀⠀⠀⠀⠀⢹⣿⣿⣿⣿⣿⣷⣾⣴⣢⣤⣶⣵⣾⣿⣿⣿⣿⣿⣿⣿⣿⣿⡇⠀⠀⠀⠀⠀
⠀⠀⠀⠀⠀⠀⢸⣿⣿⣿⣿⣿⣿⣿⣿⣿⣿⣿⣿⣿⣿⣿⣿⣿⣿⣿⣿⣿⣿⡇⠀⠀⠀⠀⠀
⠀⠀⠀⠀⠀⠀⢸⣿⣿⣿⣿⣿⣿⣿⣿⣿⣿⣿⣿⣿⣿⣿⣿⣿⣿⣿⣿⣿⣿⣇⠀⠀⠀⠀⠀
⠀⠀⠀⢀⡴⢹⠐⣿⣿⣿⣿⣿⣿⣿⣿⣿⣿⣿⣿⣿⣿⣿⣿⣿⣿⣿⣿⣿⣿⡇⠣⣀⠀⠀⠀
⣤⣴⠞⠋⠀⢘⠉⣿⣿⣷⡿⢿⣿⣿⣿⣿⣿⣿⣿⣿⣿⣿⣿⣿⣿⣿⣿⣿⣿⡇⠀⠙⢻⣶⡄
⠀⠀⠀⠀⠀⠀⠀⠀⠀⠀⠀⠀⠀⠀⠀⠀⠀⠀⠀⠀⠀⠀⠀⠀⢀⣄⡀⠀⠀⠀⠀⠀⠀⠀⠀⠀⠀⠀⠀⠀⠀⠀⠀⠀⠀⠀⠀
⠀⠀⠀⠀⠀⠀⠀⠀⠀⠀⠀⠀⠀⠀⠀⠀⠀⣀⣴⣶⣾⣿⣿⣿⣿⣯⡽⣦⣤⣤⠀⠀⠀⠀⠀⠀⠀⠀⠀⠀⠀⠀⠀⠀⠀⠀⠀
⠀⠀⠀⠀⠀⠀⠀⠀⠀⠀⠀⠀⠀⠀⠀⢀⡾⣿⣿⣾⣿⣿⣿⣿⣿⣿⣿⣷⣿⣿⣷⣄⡀⠀⠀⠀⠀⠀⠀⠀⠀⠀⠀⠀⠀⠀⠀
⠀⠀⠀⠀⠀⠀⠀⠀⠀⠀⠀⠀⠀⠀⣴⣿⣿⣿⣿⣿⣿⣿⣿⣿⣿⣿⣿⣿⣿⣿⣿⣾⢹⡄⠀⠀⠀⠀⠀⠀⠀⠀⠀⠀⠀⠀⠀
⠀⠀⠀⠀⠀⠀⠀⠀⠀⠀⠀⠀⠀⢠⣿⣿⣿⣿⣿⣿⣿⣿⠏⢙⠭⡀⢛⣿⣿⣿⣿⣿⣿⡿⣆⠀⠀⠀⠀⠀⠀⠀⠀⠀⠀⠀⠀
⠀⠀⠀⠀⠀⠀⠀⠀⠀⠀⠀⠀⠀⢰⣿⣿⣿⣿⣿⣿⡿⠋⠇⠀⠀⠠⠃⠚⠘⠓⢜⣿⣿⣿⣿⠀⠀⠀⠀⠀⠀⠀⠀⠀⠀⠀⠀
⠀⠀⠀⠀⠀⠀⠀⠀⠀⠀⠀⠀⠀⢸⣿⣿⣿⣿⣿⣿⣷⢠⠀⠀⠀⠀⠁⠂⠁⠌⠹⣸⣿⣿⡯⠀⠀⠀⠀⠀⠀⠀⠀⠀⠀⠀⠀
⠀⠀⠀⠀⠀⠀⠀⠀⠀⠀⠀⠀⠀⠈⣿⣿⣿⣿⣿⣟⣋⠀⠀⠀⠀⢀⠀⢁⠀⠀⠀⢨⣻⣿⡧⠀⠀⠀⠀⠀⠀⠀⠀⠀⠀⠀⠀
⠀⠀⠀⠀⠀⠀⠀⠀⠀⠀⠀⠀⠀⠀⣿⣿⣿⣿⣿⠿⠿⣿⣷⡦⠺⣾⣿⠟⠛⠣⣦⠠⣛⣽⠁⠀⠀⠀⠀⠀⠀⠀⠀⠀⠀⠀⠀
⠀⠀⠀⠀⠀⠀⠀⠀⠀⠀⠀⠀⢰⣿⣿⣿⣿⣿⣿⣿⣿⣿⣿⣇⠠⢿⣿⣿⢿⢷⠄⠁⢸⡿⢒⡆⠀⠀⠀⠀⠀⠀⠀⠀⠀⠀⠀
⠀⠀⠀⠀⠀⠀⠀⠀⠀⠀⠀⠀⢸⣿⣿⣿⣿⣿⢋⠫⣯⣿⣿⡗⢐⢈⠉⠉⠁⠀⠀⠀⣾⣠⢻⣵⠀⠀⠀⠀⠀⠀⠀⠀⠀⠀⠀
⠀⠀⠀⠀⠀⠀⠀⠀⠀⠀⠀⠀⢸⣿⣿⣿⣿⣿⣇⣰⣾⣿⣿⣷⣀⣕⡂⠀⠀⠀⠀⠀⣹⣻⣴⣜⠀⠀⠀⠀⠀⠀⠀⠀⠀⠀⠀
⠀⠀⠀⠀⠀⠀⠀⠀⠀⠀⠀⠀⠈⢿⣿⣿⣿⣿⣿⣿⣿⣿⣿⣿⣷⣭⣁⣁⠦⣠⣊⣸⣿⡩⢉⡆⠀⠀⠀⠀⠀⠀⠀⠀⠀⠀⠀
⠀⠀⠀⠀⠀⠀⠀⠀⠀⠀⠀⠀⠀⠀⢸⣿⣿⣿⣿⣿⣿⣿⣿⣿⣿⣿⣿⣿⣷⣴⣿⣿⣿⠉⠉⠀⠀⠀⠀⠀⠀⠀⠀⠀⠀⠀⠀
⠀⠀⠀⠀⠀⠀⠀⠀⠀⠀⠀⠀⠀⠀⠈⣿⣿⣿⣿⣿⣿⣿⣿⣾⣿⡛⣰⣽⣿⣾⣿⣿⣿⠀⠀⠀⠀⠀⠀⠀⠀⠀⠀⠀⠀⠀⠀
⠀⠀⠀⠀⠀⠀⠀⠀⠀⠀⠀⠀⠀⠀⠀⠘⣿⣿⣿⣿⣿⣿⣿⣥⣷⣷⣿⣿⣿⣿⣿⡟⡃⠀⠀⠀⠀⠀⠀⠀⠀⠀⠀⠀⠀⠀⠀
⠀⠀⠀⠀⠀⠀⠀⠀⠀⠀⠀⠀⠀⠀⠀⠀⣿⣿⣿⣿⣿⣿⣿⣿⣿⣿⣿⣿⣿⡿⣏⣸⣿⣀⠀⠀⠀⠀⠀⠀⠀⠀⠀⠀⠀⠀⠀
⠀⠀⠀⠀⠀⠀⠀⠀⠀⠀⠀⠀⠀⠀⠠⢺⣿⣿⣿⣿⣿⣿⣿⣿⣿⣿⡟⢿⣯⡿⣿⣿⣿⣿⡆⠀⠀⠀⠀⠀⠀⠀⠀⠀⠀⠀⠀
⠀⠀⠀⠀⠀⠀⠀⠀⠀⠀⣀⠤⢐⢮⡇⣿⣿⣿⣿⣿⣿⣿⣿⣿⠟⠻⡟⠙⠈⠀⣹⡟⣹⡟⠓⠤⣀⠀⠀⠀⠀⠀⠀⠀⠀⠀⠀
⠀⠀⠀⠀⢀⡀⠄⠒⠈⡁⠀⠂⠚⡌⣅⠹⣿⣿⣿⣿⣿⣿⣿⣿⡷⠉⠐⠀⠄⠄⠋⣴⠏⠀⡆⠀⠀⠈⠑⠂⠤⣀⠀⠀⠀⠀⠀
⣀⢤⢰⡺⢋⡄⡀⡔⠊⠀⠁⠈⠀⢡⠻⣣⠙⢿⣿⣿⣿⣿⣿⣿⣷⡀⠀⠀⠀⣠⡾⠁⠀⡜⠀⠀⠀⠀⠀⠀⠠⠀⠈⠐⠤⢀⡀
⠕⢗⢑⠂⠎⠉⣨⠀⠁⠀⢄⠰⠤⣢⡱⣕⢅⢀⠙⢿⣿⣿⣿⣿⣿⣞⠀⣠⡾⠋⠀⡠⢊⠀⠀⠀⠀⠀⠀⠀⠀⠀⠀⠀⠀⠀⠘
⠀⠀⡔⠀⠀⠀⠀⠁⠀⠒⢁⠀⠀⠀⠘⢜⡳⣕⡫⣂⠹⣿⡁⢛⡿⠟⣼⠟⢁⠤⡊⠀⠀⠂⠀⠀⠀⠀⠀⠀⠀⠀⠀⠀⢀⠀⠀
⠀⢰⣆⠀⠀⠀⠀⠄⠀⠀⠀⠀⠈⠀⠀⣁⡰⠡⠬⠒⠭⢚⡷⢤⡒⣚⡋⠿⠴⣉⡀⠀⡀⢄⠀⠀⠀⠀⠀⠀⠀⠀⠀⠀⠀⠀⠀
⠀⠨⣿⠀⠀⠀⠀⠁⠀⠀⠀⠀⠀⠀⠀⠀⠀⠀⠀⠀⠀⠀⡇⠻⠟⠉⠀⠀⠀⠀⠈⠉⠐⠃⠥⣀⠀⠀⠤⡀⠀⠀⠀⠀⠀⠀⠀
⠀⠀⣏⡇⡄⠀⣀⠔⠀⠠⠀⠀⠐⠀⠀⠀⠀⠀⠀⠀⠀⠀⡇⠀⠀⠀⠀⠀⠀⠀⠀⠀⠀⠀⠀⠀⠘⡐⠤⡀⠀⠀⠀⠀⠀⠀⠀